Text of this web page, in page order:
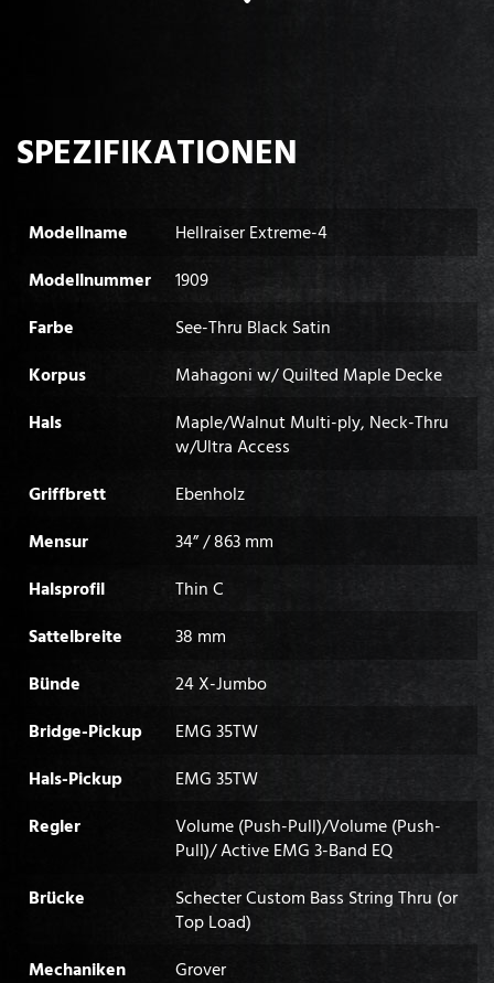
SPEZIFIKATIONEN
Modellname
Hellraiser Extreme-4
Modellnummer
1909
Farbe
See-Thru Black Satin
Korpus
Mahagoni w/ Quilted Maple Decke
Hals
Maple/Walnut Multi-ply, Neck-Thru
w/Ultra Access
Griffbrett
Ebenholz
Mensur
34” / 863 mm
Halsprofil
Thin C
Sattelbreite
38 mm
Bünde
24 X-Jumbo
Bridge-Pickup
EMG 35TW
Hals-Pickup
EMG 35TW
Regler
Volume (Push-Pull)/Volume (Push-
Pull)/ Active EMG 3-Band EQ
Brücke
Schecter Custom Bass String Thru (or
Top Load)
Mechaniken
Grover